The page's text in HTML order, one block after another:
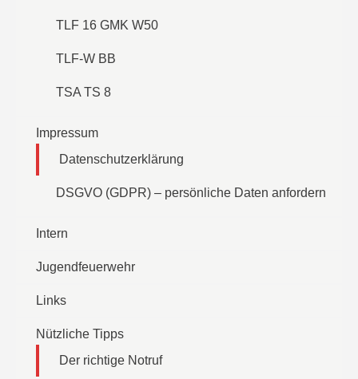
TLF 16 GMK W50
TLF-W BB
TSA TS 8
Impressum
Datenschutzerklärung
DSGVO (GDPR) – persönliche Daten anfordern
Intern
Jugendfeuerwehr
Links
Nützliche Tipps
Der richtige Notruf